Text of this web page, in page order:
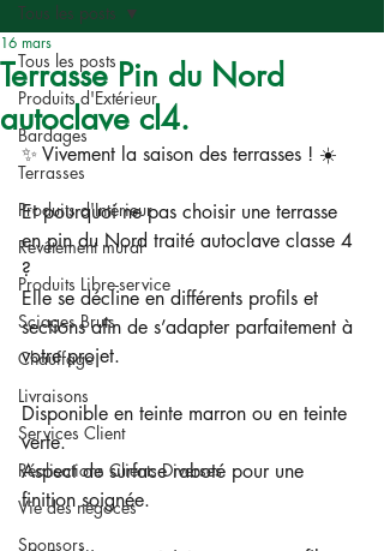
Tous les posts
Produits d'Extérieur
Bardages
Terrasses
Produits d'Intérieur
Revêtement mural
Produits Libre-service
Sciages Bruts
Chauffage
Livraisons
Services Client
Réalisations Clients Diverses
Vie des négoces
Sponsors
Tous les posts
Terrasse Pin du Nord
autoclave cl4.
16 mars
✨ Vivement la saison des terrasses ! ☀️
Et pourquoi ne pas choisir une terrasse
en pin du Nord traité autoclave classe 4
?
Elle se décline en différents profils et
sections afin de s’adapter parfaitement à
votre projet.
Disponible en teinte marron ou en teinte
verte.
Aspect de surface raboté pour une
finition soignée.